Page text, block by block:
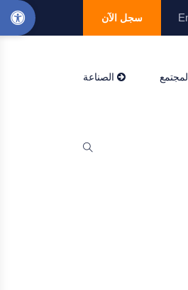
سجل الآن
الصناعة